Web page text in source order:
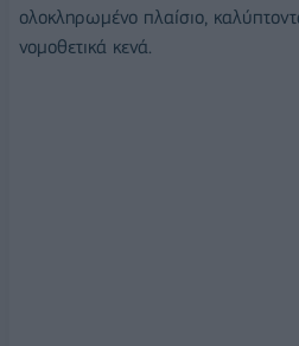
ολοκληρωμένο πλαίσιο,
νομοθετικά κενά.